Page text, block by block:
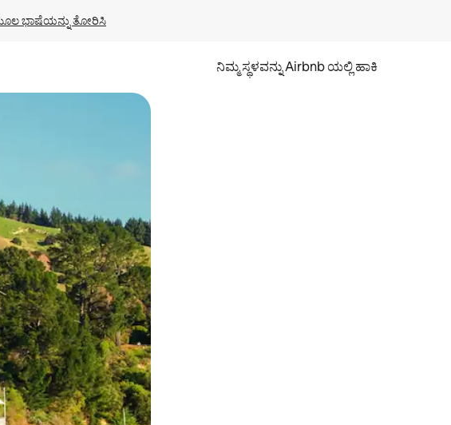
ಭಾಷೆಯನ್ನು ತೋರಿಸಿ
ನಿಮ್ಮ ಸ್ಥಳವನ್ನು Airbnb ಯಲ್ಲಿ ಹಾಕಿ
ಮೂಲಕ ಅನ್ವೇಷಿಸಿ.